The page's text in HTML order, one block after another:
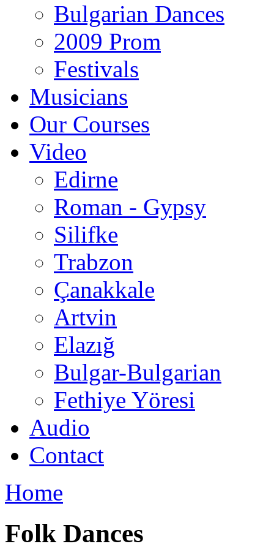
Bulgarian Dances
2009 Prom
Festivals
Musicians
Our Courses
Video
Edirne
Roman - Gypsy
Silifke
Trabzon
Çanakkale
Artvin
Elazığ
Bulgar-Bulgarian
Fethiye Yöresi
Audio
Contact
Home
Folk Dances